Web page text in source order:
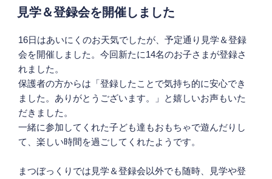
稿
日:
見学＆登録会を開催しました
16日はあいにくのお天気でしたが、予定通り見学＆登録
会を開催しました。今回新たに14名のお子さまが登録さ
れました。
保護者の方からは「登録したことで気持ち的に安心でき
ました。ありがとうございます。」と嬉しいお声もいた
だきました。
一緒に参加してくれた子ども達もおもちゃで遊んだりし
て、楽しい時間を過ごしてくれたようです。
まつぼっくりでは見学＆登録会以外でも随時、見学や登